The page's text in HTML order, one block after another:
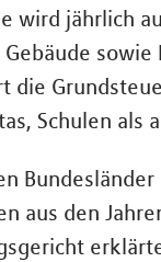
wird jährlich
die
Schulen
aus den